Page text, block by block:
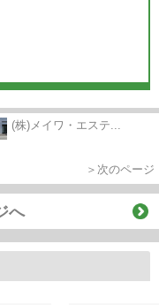
(株)メイワ・エステ...
＞次のページ
へ